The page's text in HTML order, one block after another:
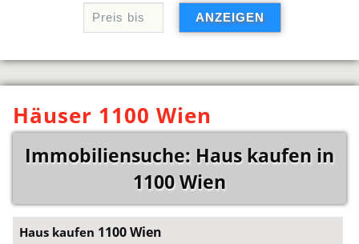
Häuser 1100 Wien
Immobiliensuche: Haus kaufen in
1100 Wien
Haus kaufen 1100 Wien